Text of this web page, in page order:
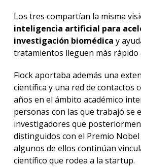
Los tres compartían la misma
inteligencia artificial para
investigación biomédica y
tratamientos lleguen más rápido
Flock aportaba además una
científica y una red de contactos
años en el ámbito académico
personas con las que trabajó se
investigadores que
distinguidos con el Premio Nobel
algunos de ellos continúan
científico que rodea a la startup.